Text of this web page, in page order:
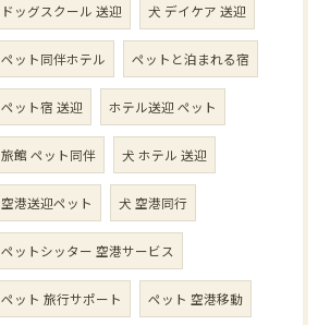
ドッグスクール 送迎 犬 デイケア 送迎
ペット同伴ホテル ペットと泊まれる宿
ペット宿 送迎 ホテル送迎 ペット
旅館 ペット同伴 犬 ホテル 送迎
空港送迎ペット 犬 空港同行
ペットシッター 空港サービス
ペット 旅行サポート ペット 空港移動